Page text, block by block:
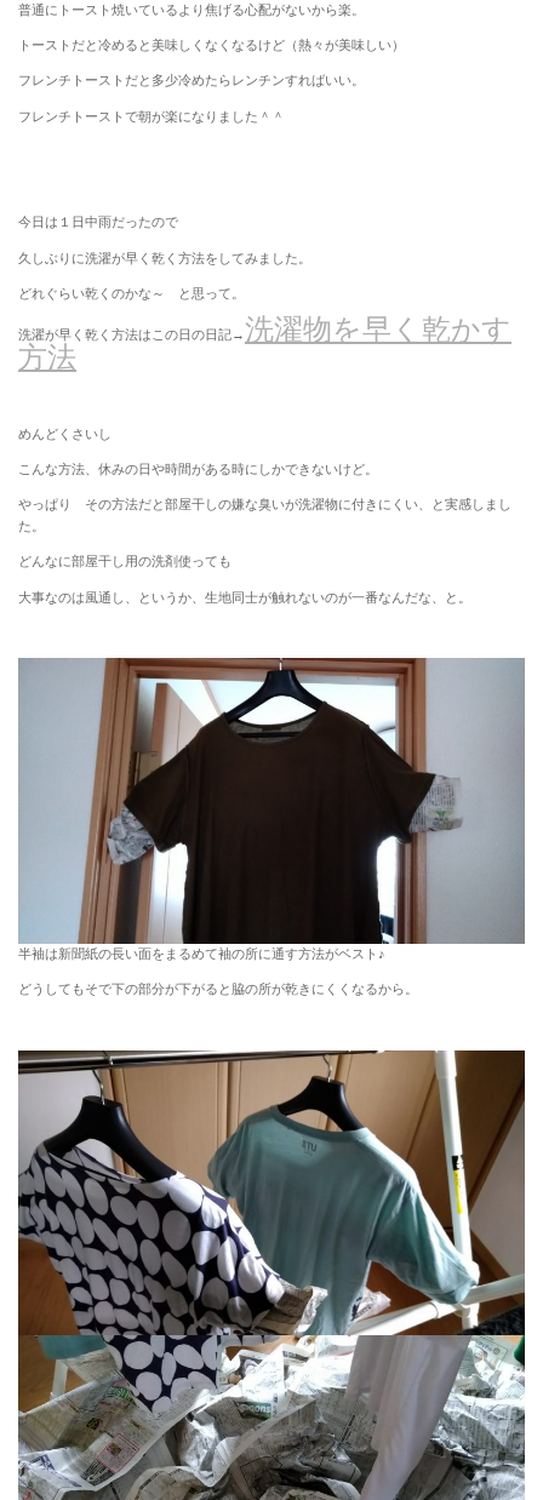
普通にトースト焼いているより焦げる心配がないから楽。
トーストだと冷めると美味しくなくなるけど（熱々が美味しい）
フレンチトーストだと多少冷めたらレンチンすればいい。
フレンチトーストで朝が楽になりました＾＾
今日は１日中雨だったので
久しぶりに洗濯が早く乾く方法をしてみました。
どれぐらい乾くのかな～ と思って。
洗濯が早く乾く方法はこの日の日記→洗濯物を早く乾かす
方法
めんどくさいし
こんな方法、休みの日や時間がある時にしかできないけど。
やっぱり その方法だと部屋干しの嫌な臭いが洗濯物に付きにくい、と実感しまし
た。
どんなに部屋干し用の洗剤使っても
大事なのは風通し、というか、生地同士が触れないのが一番なんだな、と。
半袖は新聞紙の長い面をまるめて袖の所に通す方法がベスト♪
どうしてもそで下の部分が下がると脇の所が乾きにくくなるから。